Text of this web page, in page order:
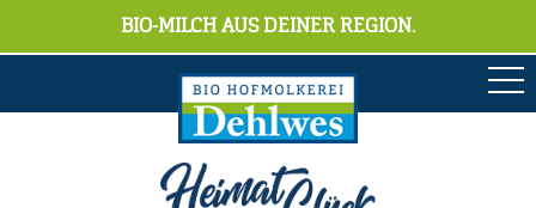
BIO-MILCH AUS DEINER REGION.